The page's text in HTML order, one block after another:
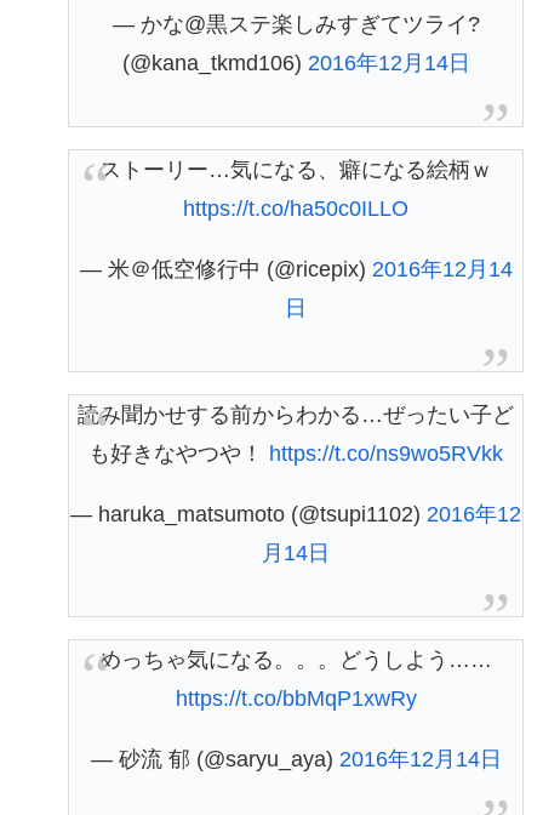
— かな@黒ステ楽しみすぎてツライ?
(@kana_tkmd106) 2016年12月14日
ストーリー…気になる、癖になる絵柄ｗ
https://t.co/ha50c0ILLO
— 米＠低空修行中 (@ricepix) 2016年12月14
日
読み聞かせする前からわかる…ぜったい子ど
も好きなやつや！ https://t.co/ns9wo5RVkk
— haruka_matsumoto (@tsupi1102) 2016年12
月14日
めっちゃ気になる。。。どうしよう……
https://t.co/bbMqP1xwRy
— 砂流 郁 (@saryu_aya) 2016年12月14日